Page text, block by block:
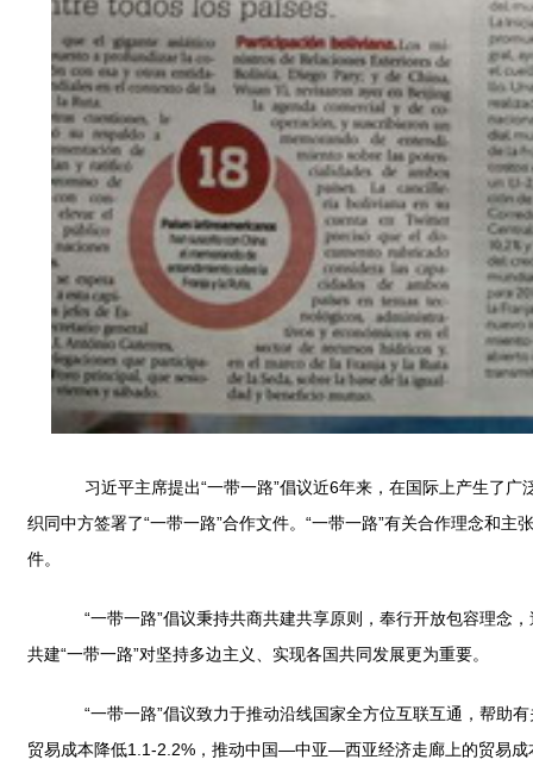
习近平主席提出“一带一路”倡议近6年来，在国际上产生了广
织同中方签署了“一带一路”合作文件。“一带一路”有关合作理念和
件。
“一带一路”倡议秉持共商共建共享原则，奉行开放包容理念
共建“一带一路”对坚持多边主义、实现各国共同发展更为重要。
“一带一路”倡议致力于推动沿线国家全方位互联互通，帮助有
贸易成本降低1.1-2.2%，推动中国—中亚—西亚经济走廊上的贸易成